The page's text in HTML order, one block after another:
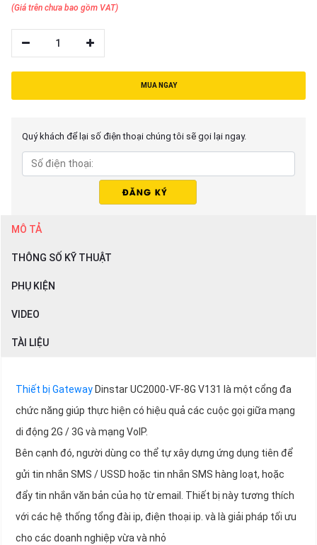
(Giá trên chưa bao gồm VAT)
1
MUA NGAY
Quý khách để lại số điện thoại chúng tôi sẽ gọi lại ngay.
MÔ TẢ
THÔNG SỐ KỸ THUẬT
PHỤ KIỆN
VIDEO
TÀI LIỆU
Thiết bị Gateway Dinstar UC2000-VF-8G V131 là một cổng đa
chức năng giúp thực hiện có hiệu quả các cuộc gọi giữa mạng
di động 2G / 3G và mạng VoIP.
Bên cạnh đó, người dùng co thể tự xây dựng ứng dụng tiên để
gửi tin nhắn SMS / USSD hoặc tin nhắn SMS hàng loạt, hoặc
đẩy tin nhắn văn bản của họ từ email. Thiết bị này tương thích
với các hệ thống tổng đài ip, điện thoại ip. và là giải pháp tối ưu
cho các doanh nghiệp vừa và nhỏ
English